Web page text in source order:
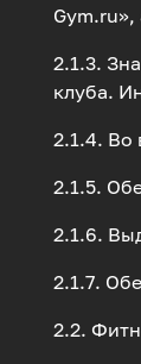
2.1.3.
клуба.
2.1.4. Во
2.1.5.
2.1.6.
2.1.7.
2.2.